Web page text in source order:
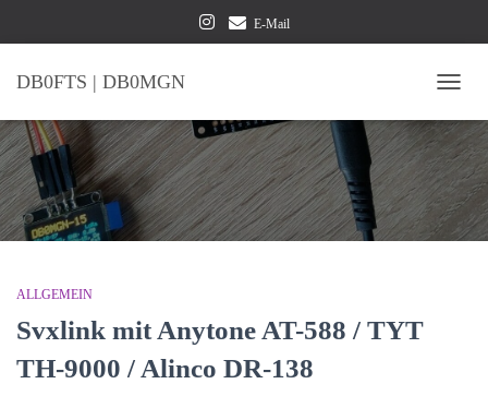
E-Mail
DB0FTS | DB0MGN
ALLGEMEIN
Svxlink mit Anytone AT-588 / TYT
TH-9000 / Alinco DR-138